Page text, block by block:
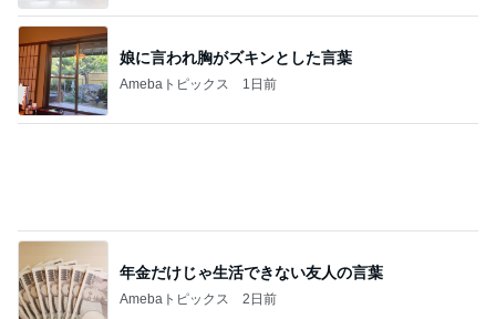
娘に言われ胸がズキンとした言葉
Amebaトピックス 1日前
食べてないつもりで体重が増えた訳
Amebaトピックス 2日前